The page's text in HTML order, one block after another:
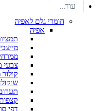
עוד...
חומרי גלם לאפיה
אפיה
צבעי
קולור
דפי